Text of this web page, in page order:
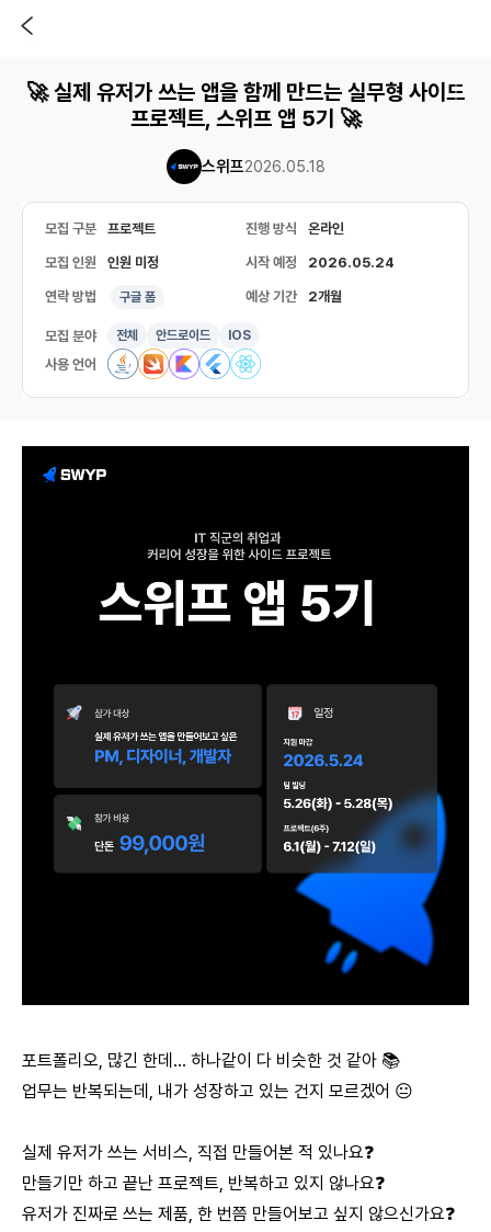
🚀 실제 유저가 쓰는 앱을 함께 만드는 실무형 사이드
프로젝트, 스위프 앱 5기 🚀
스위프2026.05.18
모집 구분 프로젝트 진행 방식 온라인
모집 인원 인원 미정 시작 예정 2026.05.24
연락 방법 구글 폼 예상 기간 2개월
모집 분야 전체 안드로이드 IOS
사용 언어
포트폴리오, 많긴 한데… 하나같이 다 비슷한 것 같아 📚
업무는 반복되는데, 내가 성장하고 있는 건지 모르겠어 😐
실제 유저가 쓰는 서비스, 직접 만들어본 적 있나요❓
만들기만 하고 끝난 프로젝트, 반복하고 있지 않나요❓
유저가 진짜로 쓰는 제품, 한 번쯤 만들어보고 싶지 않으신가요❓